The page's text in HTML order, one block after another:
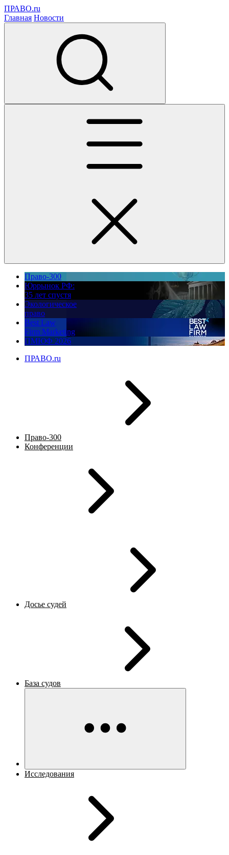
ПРАВО.ru
Главная Новости
Право-300
Юррынок РФ:
35 лет спустя
Экологическое
право
Best Law
Firm Marketing
ПМЮФ 2026
ПРАВО.ru
Право-300
Конференции
Досье судей
База судов
Исследования